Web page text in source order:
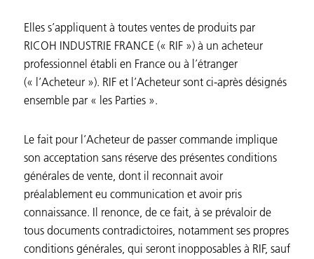
Elles s’appliquent à toutes ventes de produits par
RICOH INDUSTRIE FRANCE (« RIF ») à un acheteur
professionnel établi en France ou à l’étranger
(« l’Acheteur »). RIF et l’Acheteur sont ci-après désignés
ensemble par « les Parties ».
Le fait pour l’Acheteur de passer commande implique
son acceptation sans réserve des présentes conditions
générales de vente, dont il reconnait avoir
préalablement eu communication et avoir pris
connaissance. Il renonce, de ce fait, à se prévaloir de
tous documents contradictoires, notamment ses propres
conditions générales, qui seront inopposables à RIF, sauf